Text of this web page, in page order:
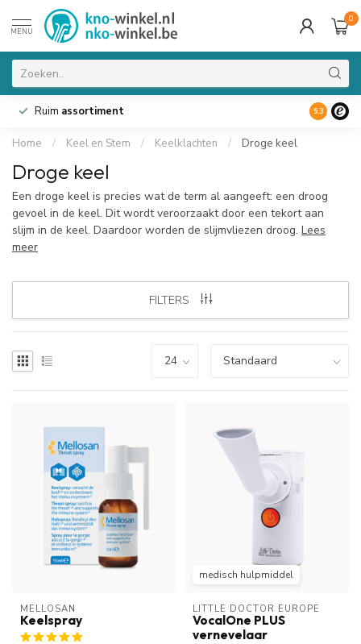
MENU
0
Ruim assortiment 9.3
Home / Keel en Stem / Keelklachten / Droge keel
Droge keel
Een droge keel is precies wat de term al aangeeft: een droog
gevoel in de keel. Dit wordt veroorzaakt door een tekort aan
slijm in de keel. Daardoor worden de slijmvliezen droog. Lees
meer
FILTERS
MELLOSAN
Keelspray
medisch hulpmiddel
LITTLE DOCTOR EUROPE
VocalOne PLUS
vernevelaar